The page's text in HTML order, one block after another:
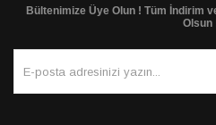
Bültenimize Üye Olun ! Tüm İndirim
Olsun